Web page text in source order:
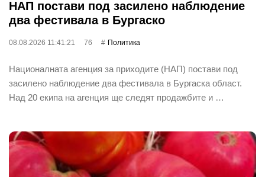
НАП постави под засилено наблюдение
два фестивала в Бургаско
08.08.2026 11:41:21 76 Политика
Националната агенция за приходите (НАП) постави под
засилено наблюдение два фестивала в Бургаска област.
Над 20 екипа на агенция ще следят продажбите и …